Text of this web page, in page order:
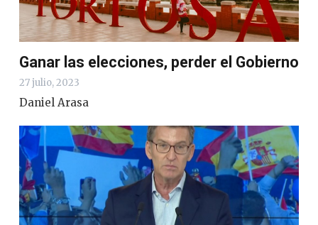
Ganar las elecciones, perder el Gobierno
27 julio, 2023
Daniel Arasa